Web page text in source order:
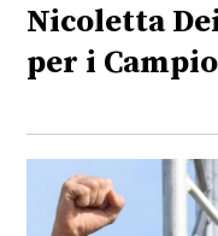
Nicoletta
per i